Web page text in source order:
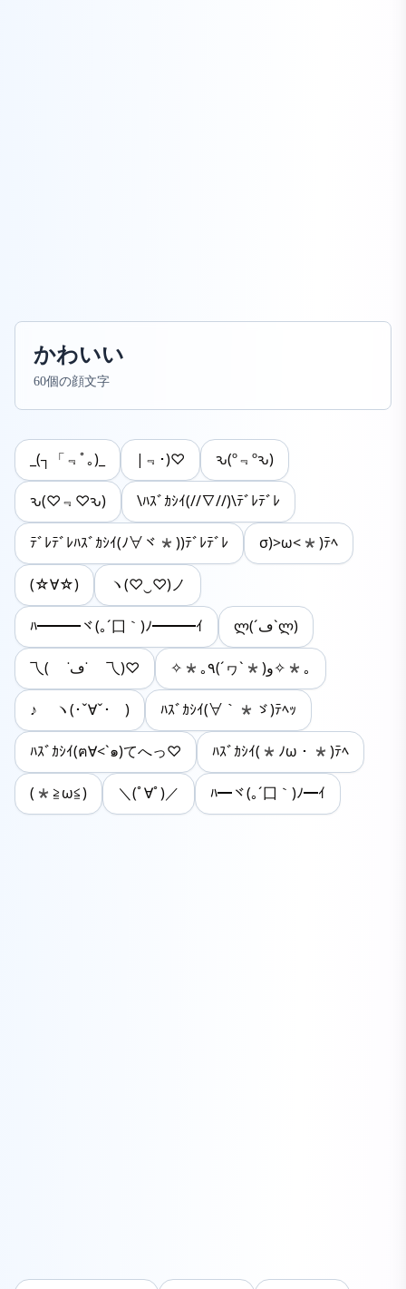
かわいい
60個の顔文字
_(┐「﹃ﾟ｡)_ |﹃･)♡ ԅ(º﹃ºԅ)
ԅ(♡﹃♡ԅ) \ﾊｽﾞｶｼｲ(//∇//)\ﾃﾞﾚﾃﾞﾚ
ﾃﾞﾚﾃﾞﾚﾊｽﾞｶｼｲ(ﾉ∀ヾ*))ﾃﾞﾚﾃﾞﾚ σ)>ω<*)ﾃﾍ
(☆∀☆) ヽ(♡‿♡)ノ
ﾊ━━━ヾ(｡´囗｀)ﾉ━━━ｲ ლ(´ڡ`ლ)
乁( ˙ڡ˙ 乁)♡ ✧*｡٩(´ヮ`*)و✧*｡
♪ ヽ(･ˇ∀ˇ･ゞ) ﾊｽﾞｶｼｲ(∀｀*ゞ)ﾃﾍｯ
ﾊｽﾞｶｼｲ(ฅ∀<`๑)てへっ♡ ﾊｽﾞｶｼｲ(*ﾉω・*)ﾃﾍ
(*≧ω≦) ＼(ﾟ∀ﾟ)／ ﾊ━ヾ(｡´囗｀)ﾉ━ｲ